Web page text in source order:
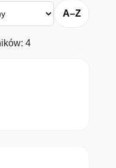
A–Z
4Posortowane